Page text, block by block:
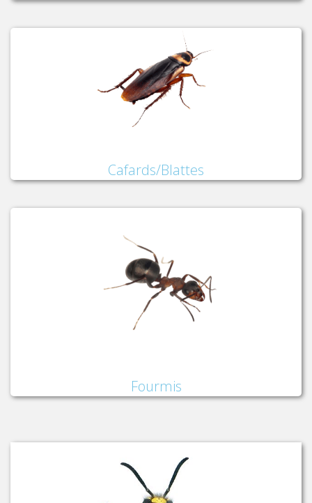
Cafards/Blattes
Fourmis